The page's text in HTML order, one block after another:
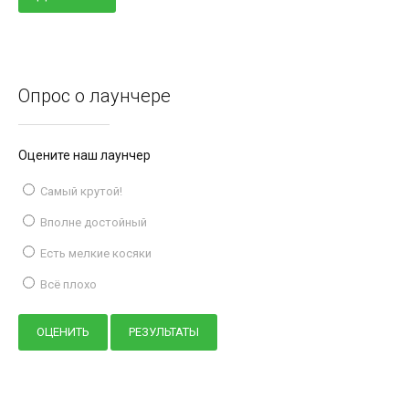
Опрос о лаунчере
Оцените наш лаунчер
Самый крутой!
Вполне достойный
Есть мелкие косяки
Всё плохо